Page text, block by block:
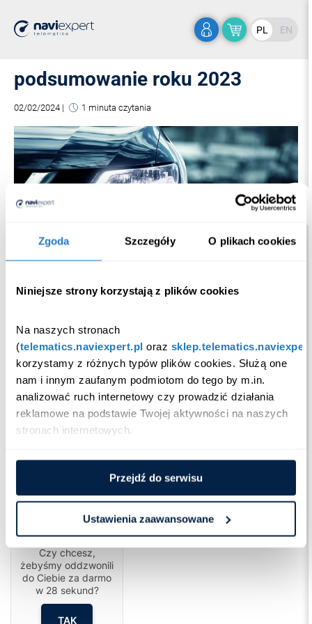
Zgoda Szczegóły O plikach cookies
Niniejsze strony korzystają z plików cookies
Na naszych stronach
(telematics.naviexpert.pl oraz
korzystamy z różnych typów plików cookies. Służą one
nam i innym zaufanym podmiotom do tego by m.in.
analizować ruch internetowy czy prowadzić działania
reklamowe na podstawie Twojej aktywności na naszych
stronach internetowych.
Przejdź do serwisu
Ustawienia zaawansowane
PL EN
podsumowanie roku 2023
02/02/2024 | 1 minuta czytania
podsumowanie roku 2023
Cześć!
Czy chcesz,
żebyśmy oddzwonili
do Ciebie za darmo
w 28 sekund?
TAK